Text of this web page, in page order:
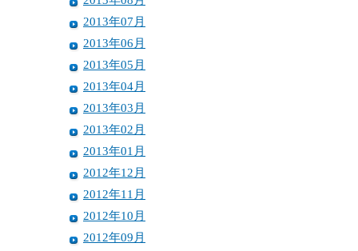
2013年07月
2013年06月
2013年05月
2013年04月
2013年03月
2013年02月
2013年01月
2012年12月
2012年11月
2012年10月
2012年09月